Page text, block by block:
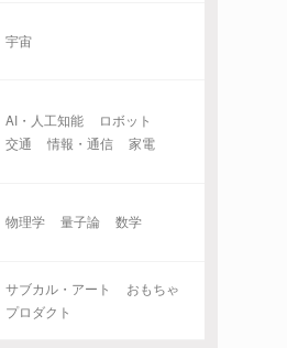
宇宙
AI・人工知能
ロボット
交通
情報・通信 家電
物理学 量子論 数学
サブカル・アート
おもちゃ
プロダクト